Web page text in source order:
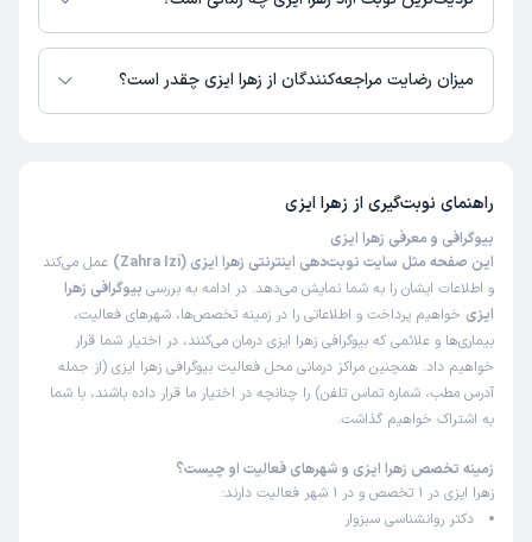
زهرا ایزی از روز شنبه 17 مرداد 1405 بیمار جدید می‌پذیرند.
میزان رضایت مراجعه‌کنندگان از زهرا ایزی چقدر است؟
راهنمای نوبت‌گیری از زهرا ایزی
بیوگرافی و معرفی زهرا ایزی
این صفحه مثل سایت نوبت‌دهی اینترنتی زهرا ایزی (Zahra Izi)
عمل می‌کند
و اطلاعات ایشان را به شما نمایش می‌دهد. در ادامه به بررسی بیوگرافی زهرا
ایزی خواهیم پرداخت و اطلاعاتی را در زمینه تخصص‌ها، شهرهای فعالیت،
بیماری‌ها و علائمی که بیوگرافی زهرا ایزی درمان می‌کنند، در اختیار شما قرار
خواهیم داد. همچنین مراکز درمانی محل فعالیت بیوگرافی زهرا ایزی (از جمله
آدرس مطب، شماره تماس تلفن) را چنانچه در اختیار ما قرار داده باشند، با شما
به اشتراک خواهیم گذاشت.
زمینه تخصص زهرا ایزی و شهرهای فعالیت او چیست؟
زهرا ایزی در 1 تخصص و در 1 شهر فعالیت دارند:
دکتر روانشناسی سبزوار